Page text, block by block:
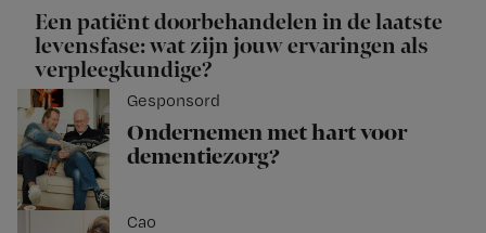
Een patiënt doorbehandelen in de laatste
levensfase: wat zijn jouw ervaringen als
verpleegkundige?
Gesponsord
Ondernemen met hart voor
dementiezorg?
Cao